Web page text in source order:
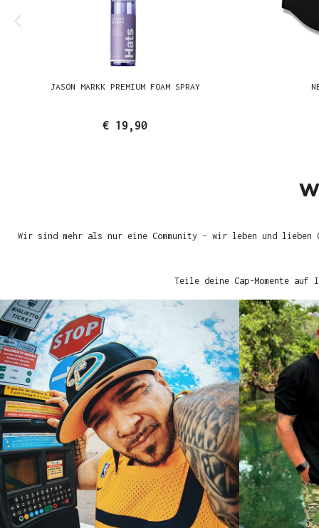
JASON MARKK PREMIUM FOAM SPRAY
€ 19,90
Wir sind mehr als nur eine Community – wir leben und
Teile deine Cap-Momente